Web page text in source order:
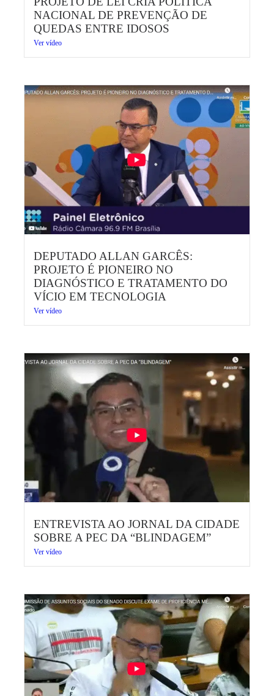
NACIONAL DE PREVENÇÃO DE
QUEDAS ENTRE IDOSOS
Ver vídeo
DEPUTADO ALLAN GARCÊS:
PROJETO É PIONEIRO NO
DIAGNÓSTICO E TRATAMENTO DO
VÍCIO EM TECNOLOGIA
Ver vídeo
ENTREVISTA AO JORNAL DA CIDADE
SOBRE A PEC DA “BLINDAGEM”
Ver vídeo